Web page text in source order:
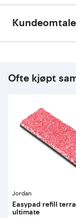
Ofte kjøpt
Jordan
Easypad refill
ultimate